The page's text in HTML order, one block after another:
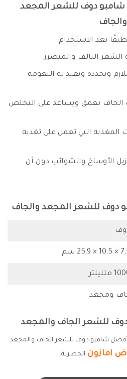
شامبو دوف للشعر المجعد
والجاف
بعد الاستخدام.
التالف والمتضرر.
ويجدده ويعيد له النعومة
بعمق ويساعد على التخلص
المغذية التي تعمل على تغذية
الأوساخ والشوائب دون أن
دوف للشعر المجعد والجاف
× 25,9 سم
ملليلتر
ومجعد
للشعر الجاف والمجعد
شامبو دوف للشعر الجاف والمجعد
امازون الحصرية.